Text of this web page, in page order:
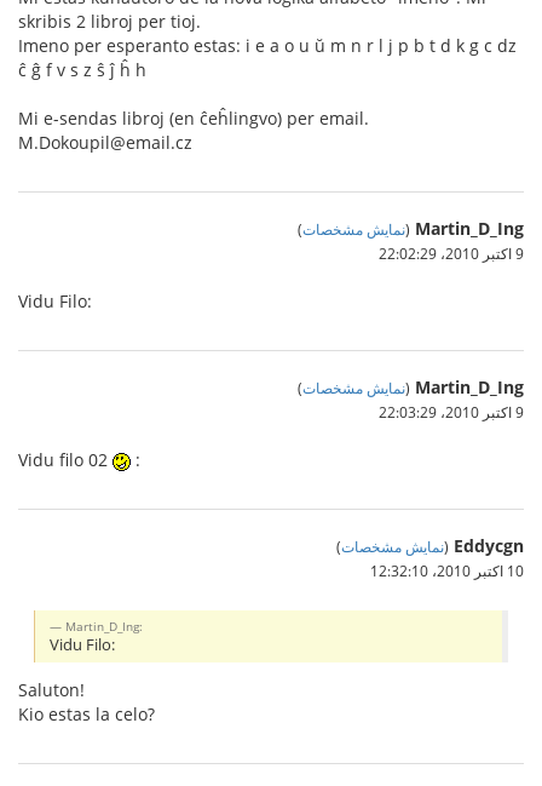
skribis 2 libroj per tioj.
Imeno per esperanto estas: i e a o u ŭ m n r l j p b t d k g c dz
ĉ ĝ f v s z ŝ ĵ ĥ h
Mi e-sendas libroj (en ĉeĥlingvo) per email.
M.Dokoupil@email.cz
Martin_D_Ing
(نمایش مشخصات)
9 اکتبر 2010،‏ 22:02:29
Vidu Filo:
Martin_D_Ing
(نمایش مشخصات)
9 اکتبر 2010،‏ 22:03:29
Vidu filo 02 :
Eddycgn
(نمایش مشخصات)
10 اکتبر 2010،‏ 12:32:10
Martin_D_Ing:
Vidu Filo:
Saluton!
Kio estas la celo?